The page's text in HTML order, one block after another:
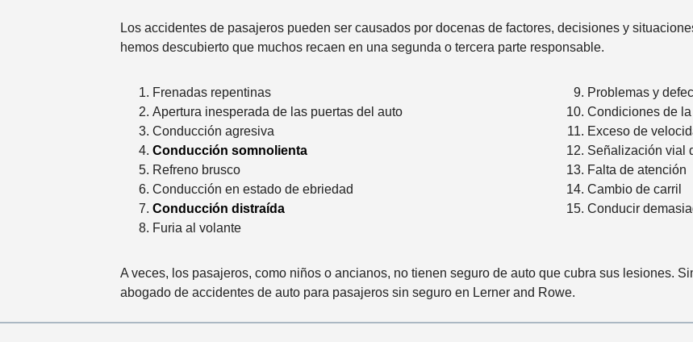
Los accidentes de pasajeros pueden ser causados ​​por docenas de factores, decisiones y
hemos descubierto que muchos recaen en una segunda o tercera parte responsable.
Frenadas repentinas
Apertura inesperada de las puertas del auto
Conducción agresiva
Conducción somnolienta
Refreno brusco
Conducción en estado de ebriedad
Conducción distraída
Furia al volante
Problemas y
Condiciones de la
Exceso de
Señalización vial
Falta de atención
Cambio de carril
Conducir
A veces, los pasajeros, como niños o ancianos, no tienen seguro de auto que cubra sus lesiones.
abogado de accidentes de auto para pasajeros sin seguro en Lerner and Rowe.